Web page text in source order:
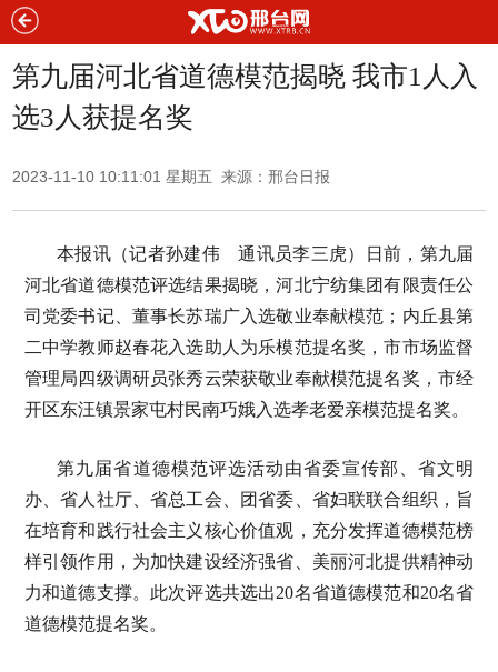
第九届河北省道德模范揭晓 我市1人入
选3人获提名奖
2023-11-10 10:11:01 星期五 来源：邢台日报
本报讯（记者孙建伟 通讯员李三虎）日前，第九届
河北省道德模范评选结果揭晓，河北宁纺集团有限责任公
司党委书记、董事长苏瑞广入选敬业奉献模范；内丘县第
二中学教师赵春花入选助人为乐模范提名奖，市市场监督
管理局四级调研员张秀云荣获敬业奉献模范提名奖，市经
开区东汪镇景家屯村民南巧娥入选孝老爱亲模范提名奖。
第九届省道德模范评选活动由省委宣传部、省文明
办、省人社厅、省总工会、团省委、省妇联联合组织，旨
在培育和践行社会主义核心价值观，充分发挥道德模范榜
样引领作用，为加快建设经济强省、美丽河北提供精神动
力和道德支撑。此次评选共选出20名省道德模范和20名省
道德模范提名奖。